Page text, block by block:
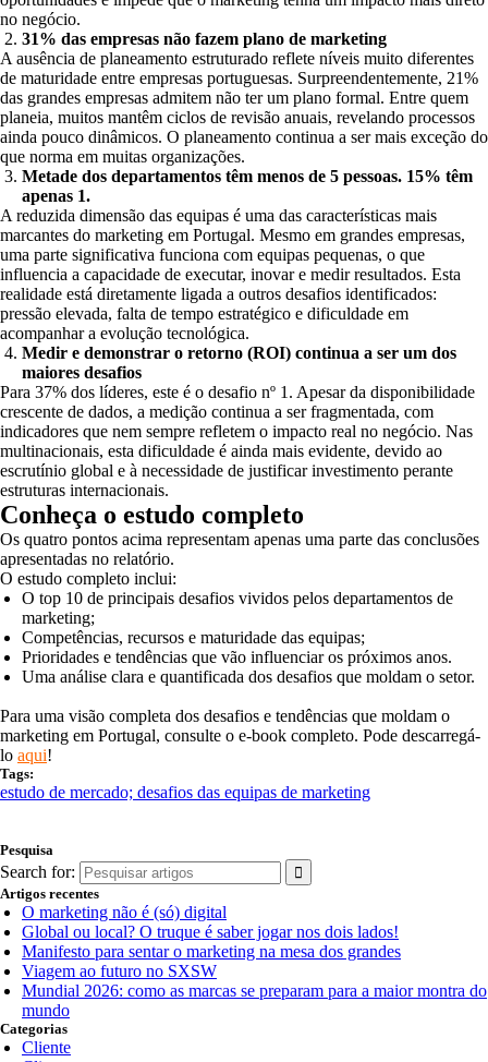
no negócio.
31% das empresas não fazem plano de marketing
A ausência de planeamento estruturado reflete níveis muito diferentes
de maturidade entre empresas portuguesas. Surpreendentemente, 21%
das grandes empresas admitem não ter um plano formal. Entre quem
planeia, muitos mantêm ciclos de revisão anuais, revelando processos
ainda pouco dinâmicos. O planeamento continua a ser mais exceção do
que norma em muitas organizações.
Metade dos departamentos têm menos de 5 pessoas. 15% têm
apenas 1.
A reduzida dimensão das equipas é uma das características mais
marcantes do marketing em Portugal. Mesmo em grandes empresas,
uma parte significativa funciona com equipas pequenas, o que
influencia a capacidade de executar, inovar e medir resultados. Esta
realidade está diretamente ligada a outros desafios identificados:
pressão elevada, falta de tempo estratégico e dificuldade em
acompanhar a evolução tecnológica.
Medir e demonstrar o retorno (ROI) continua a ser um dos
maiores desafios
Para 37% dos líderes, este é o desafio nº 1. Apesar da disponibilidade
crescente de dados, a medição continua a ser fragmentada, com
indicadores que nem sempre refletem o impacto real no negócio. Nas
multinacionais, esta dificuldade é ainda mais evidente, devido ao
escrutínio global e à necessidade de justificar investimento perante
estruturas internacionais.
Conheça o estudo completo
Os quatro pontos acima representam apenas uma parte das conclusões
apresentadas no relatório.
O estudo completo inclui:
O top 10 de principais desafios vividos pelos departamentos de
marketing;
Competências, recursos e maturidade das equipas;
Prioridades e tendências que vão influenciar os próximos anos.
Uma análise clara e quantificada dos desafios que moldam o setor.
Para uma visão completa dos desafios e tendências que moldam o
marketing em Portugal, consulte o e-book completo. Pode descarregá-
lo aqui!
Tags:
estudo de mercado; desafios das equipas de marketing
Pesquisa
Search for:
Artigos recentes
O marketing não é (só) digital
Global ou local? O truque é saber jogar nos dois lados!
Manifesto para sentar o marketing na mesa dos grandes
Viagem ao futuro no SXSW
Mundial 2026: como as marcas se preparam para a maior montra do
mundo
Categorias
Cliente